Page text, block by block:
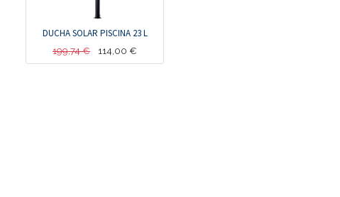
DUCHA SOLAR PISCINA 23 L
199,74€ 114,00 €